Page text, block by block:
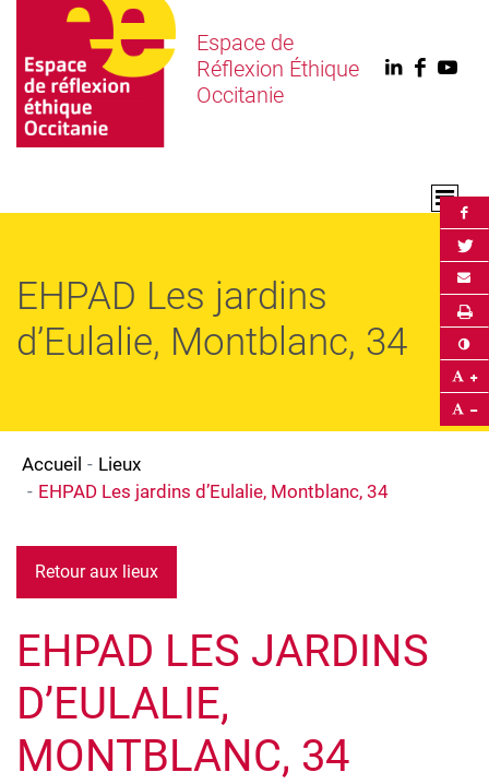
Espace de
Réflexion Éthique
Occitanie
Linkedin
EHPAD Les jardins
d’Eulalie, Montblanc, 34
Accueil
Lieux
EHPAD Les jardins d’Eulalie, Montblanc, 34
Retour aux lieux
EHPAD LES JARDINS
D’EULALIE,
MONTBLANC, 34